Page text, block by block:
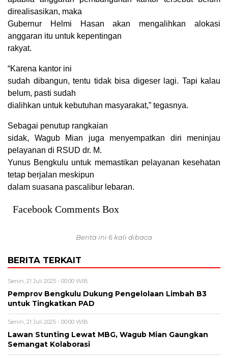
direalisasikan, maka
Gubernur Helmi Hasan akan mengalihkan alokasi
anggaran itu untuk kepentingan
rakyat.
“Karena kantor ini
sudah dibangun, tentu tidak bisa digeser lagi. Tapi kalau
belum, pasti sudah
dialihkan untuk kebutuhan masyarakat,” tegasnya.
Sebagai penutup rangkaian
sidak, Wagub Mian juga menyempatkan diri meninjau
pelayanan di RSUD dr. M.
Yunus Bengkulu untuk memastikan pelayanan kesehatan
tetap berjalan meskipun
dalam suasana pascalibur lebaran.
Facebook Comments Box
Berita ini 6 kali dibaca
BERITA TERKAIT
Senin, 21 Juli 2025 - 00:00 WIB
Pemprov Bengkulu Dukung Pengelolaan Limbah B3
untuk Tingkatkan PAD
Senin, 21 Juli 2025 - 00:00 WIB
Lawan Stunting Lewat MBG, Wagub Mian Gaungkan
Semangat Kolaborasi